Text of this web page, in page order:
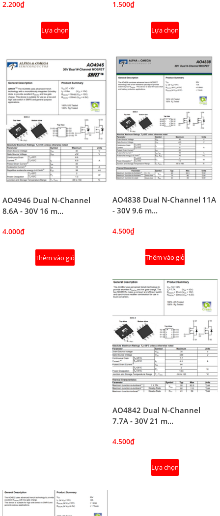
2.200₫
Lựa chọn
1.500₫
Lựa chọn
AO4946 Dual N-Channel
8.6A - 30V 16 m...
4.000₫
Thêm vào giỏ
AO4838 Dual N-Channel 11A
- 30V 9.6 m...
4.500₫
Thêm vào giỏ
AO4842 Dual N-Channel
7.7A - 30V 21 m...
4.500₫
Lựa chọn